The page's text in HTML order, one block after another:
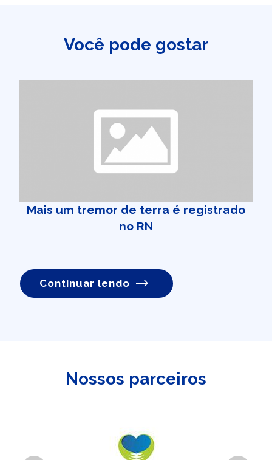
Você pode gostar
Mais um tremor de terra é registrado
no RN
Continuar lendo
Nossos parceiros